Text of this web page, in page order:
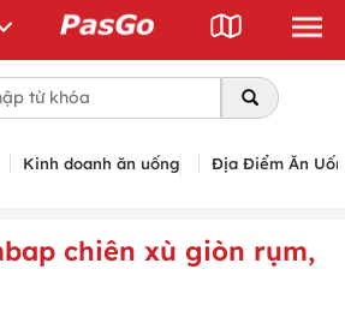
Kinh doanh ăn uống Địa Điểm Ăn
chiên xù giòn rụm,